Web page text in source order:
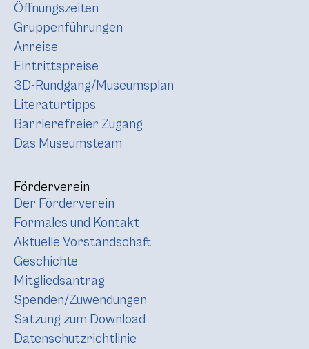
Öffnungszeiten
Gruppenführungen
Anreise
Eintrittspreise
3D-Rundgang/Museumsplan
Literaturtipps
Barrierefreier Zugang
Das Museumsteam
Förderverein
Der Förderverein
Formales und Kontakt
Aktuelle Vorstandschaft
Geschichte
Mitgliedsantrag
Spenden/Zuwendungen
Satzung zum Download
Datenschutzrichtlinie